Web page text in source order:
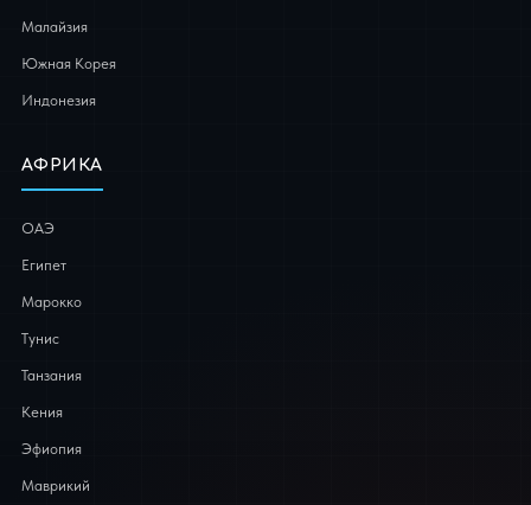
Малайзия
Южная Корея
Индонезия
АФРИКА
ОАЭ
Египет
Марокко
Тунис
Танзания
Кения
Эфиопия
Маврикий